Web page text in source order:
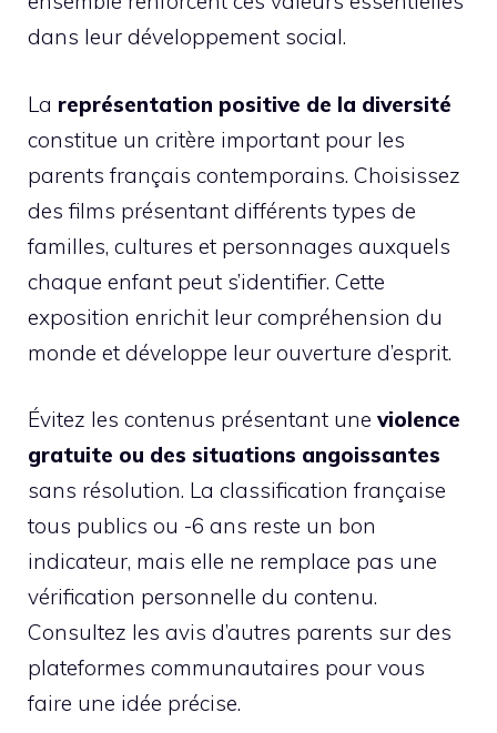
dans leur développement social.
La représentation positive de la diversité
constitue un critère important pour les
parents français contemporains. Choisissez
des films présentant différents types de
familles, cultures et personnages auxquels
chaque enfant peut s’identifier. Cette
exposition enrichit leur compréhension du
monde et développe leur ouverture d’esprit.
Évitez les contenus présentant une violence
gratuite ou des situations angoissantes
sans résolution. La classification française
tous publics ou -6 ans reste un bon
indicateur, mais elle ne remplace pas une
vérification personnelle du contenu.
Consultez les avis d’autres parents sur des
plateformes communautaires pour vous
faire une idée précise.